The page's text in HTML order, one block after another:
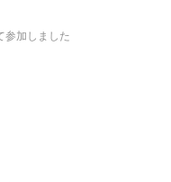
参加しました